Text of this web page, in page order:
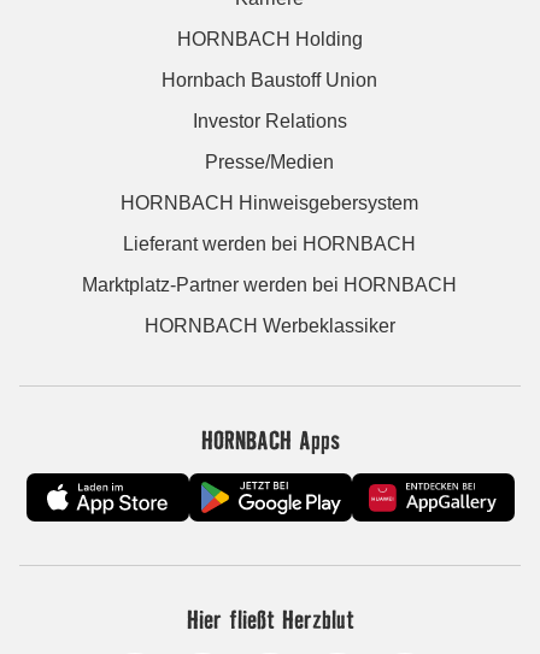
HORNBACH Holding
Hornbach Baustoff Union
Investor Relations
Presse/Medien
HORNBACH Hinweisgebersystem
Lieferant werden bei HORNBACH
Marktplatz-Partner werden bei HORNBACH
HORNBACH Werbeklassiker
HORNBACH Apps
Hier fließt Herzblut